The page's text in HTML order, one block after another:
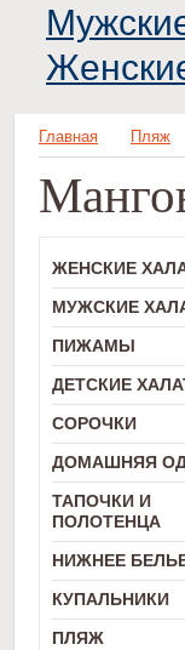
Главная Пляж
ЖЕНСКИЕ
МУЖСКИЕ
ПИЖАМЫ
ДЕТСКИЕ
СОРОЧКИ
ДОМАШНЯЯ
ТАПОЧКИ И
ПОЛОТЕНЦА
НИЖНЕЕ
КУПАЛЬНИКИ
ПЛЯЖ